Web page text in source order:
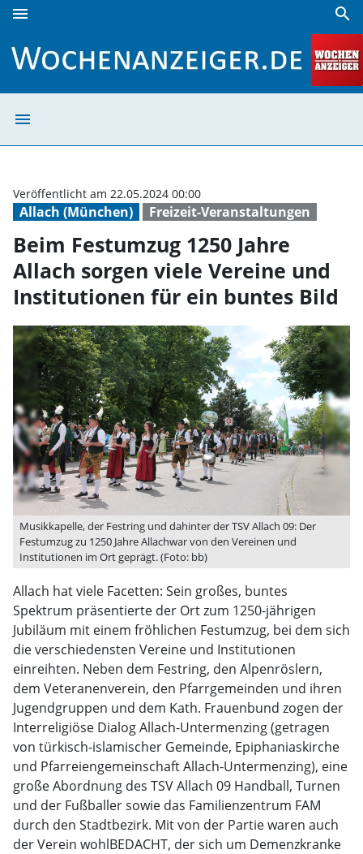
menu search
menu
Allach (München) Freizeit-Veranstaltungen
Veröffentlicht am 22.05.2024 00:00
Beim Festumzug 1250 Jahre
Allach sorgen viele Vereine und
Institutionen für ein buntes Bild
Musikkapelle, der Festring und dahinter der TSV Allach 09: Der
Festumzug zu 1250 Jahre Allachwar von den Vereinen und
Institutionen im Ort geprägt. (Foto: bb)
Allach hat viele Facetten: Sein großes, buntes
Spektrum präsentierte der Ort zum 1250-jährigen
Jubiläum mit einem fröhlichen Festumzug, bei dem sich
die verschiedensten Vereine und Institutionen
einreihten. Neben dem Festring, den Alpenröslern,
dem Veteranenverein, den Pfarrgemeinden und ihren
Jugendgruppen und dem Kath. Frauenbund zogen der
Interreligiöse Dialog Allach-Untermenzing (getragen
von türkisch-islamischer Gemeinde, Epiphaniaskirche
und Pfarreiengemeinschaft Allach-Untermenzing), eine
große Abordnung des TSV Allach 09 Handball, Turnen
und der Fußballer sowie das Familienzentrum FAM
durch den Stadtbezirk. Mit von der Partie waren auch
der Verein wohlBEDACHT, der sich um Demenzkranke